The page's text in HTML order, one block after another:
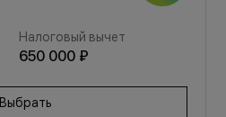
Налоговый вычет
650 000 ₽
Выбрать